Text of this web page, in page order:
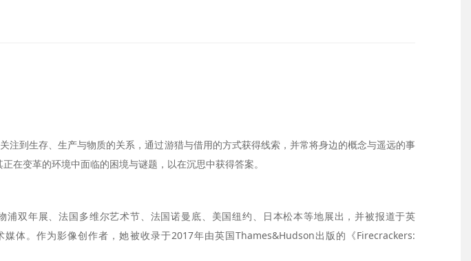
到生存、生产与物质的关系，通过游猎与借用的方式获得线索，并常将身边的概念与遥远的事
在变革的环境中面临的困境与谜题，以在沉思中获得答案。
双年展、法国多维尔艺术节、法国诺曼底、美国纽约、日本松本等地展出，并被报道于英
体。作为影像创作者，她被收录于2017年由英国Thames&Hudson出版的《Firecrackers: